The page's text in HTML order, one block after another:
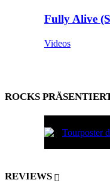
Fully Alive
Videos
ROCKS
REVIEWS